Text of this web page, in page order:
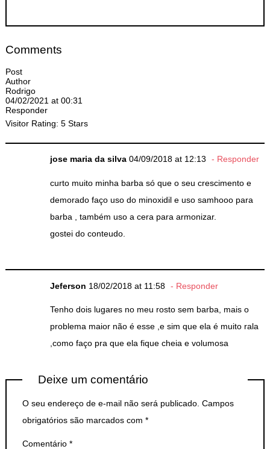
Comments
Post
Author
Rodrigo
04/02/2021 at 00:31
Responder
Visitor Rating: 5 Stars
jose maria da silva 04/09/2018 at 12:13 Responder
curto muito minha barba só que o seu crescimento e
demorado faço uso do minoxidil e uso samhooo para
barba , também uso a cera para armonizar.
gostei do conteudo.
Jeferson 18/02/2018 at 11:58 Responder
Tenho dois lugares no meu rosto sem barba, mais o
problema maior não é esse ,e sim que ela é muito rala
,como faço pra que ela fique cheia e volumosa
Deixe um comentário
O seu endereço de e-mail não será publicado. Campos
obrigatórios são marcados com *
Comentário *